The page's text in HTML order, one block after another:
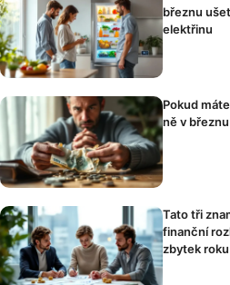
březnu
elektřinu
Pokud
ně v
Tato tři
finanční
zbytek roku